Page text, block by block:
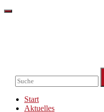
Start
Aktuelles